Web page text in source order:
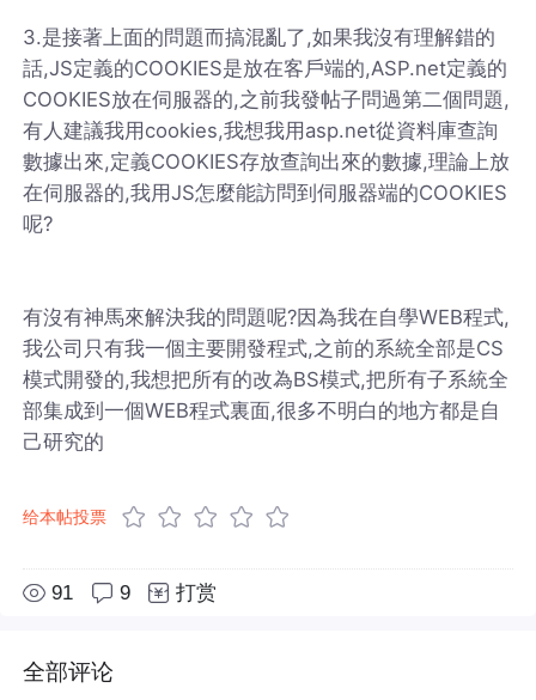
3.是接著上面的問題而搞混亂了,如果我沒有理解錯的
話,JS定義的COOKIES是放在客戶端的,ASP.net定義的
COOKIES放在伺服器的,之前我發帖子問過第二個問題,
有人建議我用cookies,我想我用asp.net從資料庫查詢
數據出來,定義COOKIES存放查詢出來的數據,理論上放
在伺服器的,我用JS怎麼能訪問到伺服器端的COOKIES
呢?
有沒有神馬來解決我的問題呢?因為我在自學WEB程式,
我公司只有我一個主要開發程式,之前的系統全部是CS
模式開發的,我想把所有的改為BS模式,把所有子系統全
部集成到一個WEB程式裏面,很多不明白的地方都是自
己研究的
给本帖投票
91 9 打赏
全部评论